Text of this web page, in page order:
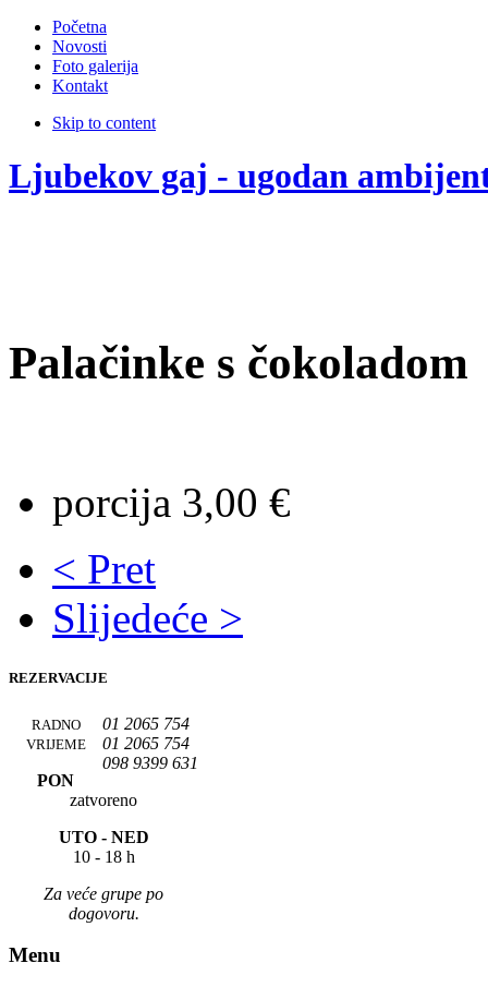
Početna
Novosti
Foto galerija
Kontakt
Skip to content
Ljubekov gaj - ugodan
Palačinke s čokoladom
porcija 3,00 €
< Pret
Slijedeće >
REZERVACIJE
01 2065 754
01 2065 754
098 9399 631
RADNO
VRIJEME
PON
zatvoreno
UTO - NED
10 - 18 h
Za veće grupe po
dogovoru.
Menu